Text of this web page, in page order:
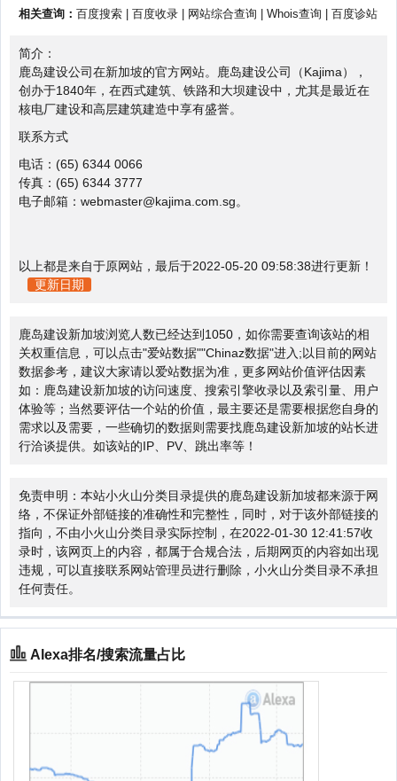
相关查询： 百度搜索 百度收录 网站综合查询 Whois查询 百度诊站
简介：
鹿岛建设公司在新加坡的官方网站。鹿岛建设公司（Kajima），
创办于1840年，在西式建筑、铁路和大坝建设中，尤其是最近在
核电厂建设和高层建筑建造中享有盛誉。
联系方式
电话：(65) 6344 0066
传真：(65) 6344 3777
电子邮箱：webmaster@kajima.com.sg。
以上都是来自于原网站，最后于2022-05-20 09:58:38进行更新！
更新日期
鹿岛建设新加坡浏览人数已经达到1050，如你需要查询该站的相
关权重信息，可以点击"爱站数据""Chinaz数据"进入;以目前的网站
数据参考，建议大家请以爱站数据为准，更多网站价值评估因素
如：鹿岛建设新加坡的访问速度、搜索引擎收录以及索引量、用户
体验等；当然要评估一个站的价值，最主要还是需要根据您自身的
需求以及需要，一些确切的数据则需要找鹿岛建设新加坡的站长进
行洽谈提供。如该站的IP、PV、跳出率等！
免责申明：本站小火山分类目录提供的鹿岛建设新加坡都来源于网
络，不保证外部链接的准确性和完整性，同时，对于该外部链接的
指向，不由小火山分类目录实际控制，在2022-01-30 12:41:57收
录时，该网页上的内容，都属于合规合法，后期网页的内容如出现
违规，可以直接联系网站管理员进行删除，小火山分类目录不承担
任何责任。
Alexa排名/搜索流量占比